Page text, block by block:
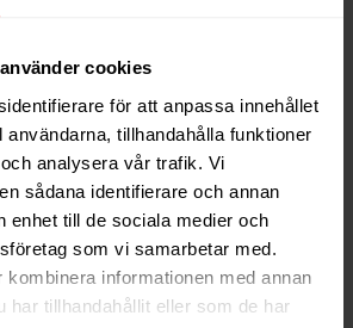
cookies
för att anpassa innehållet
användarna, tillhandahålla funktioner
analysera vår trafik. Vi
sådana identifierare och annan
enhet till de sociala medier och
som vi samarbetar med.
informationen med annan
har tillhandahållit eller som de har
kr
/dosa
KÖP